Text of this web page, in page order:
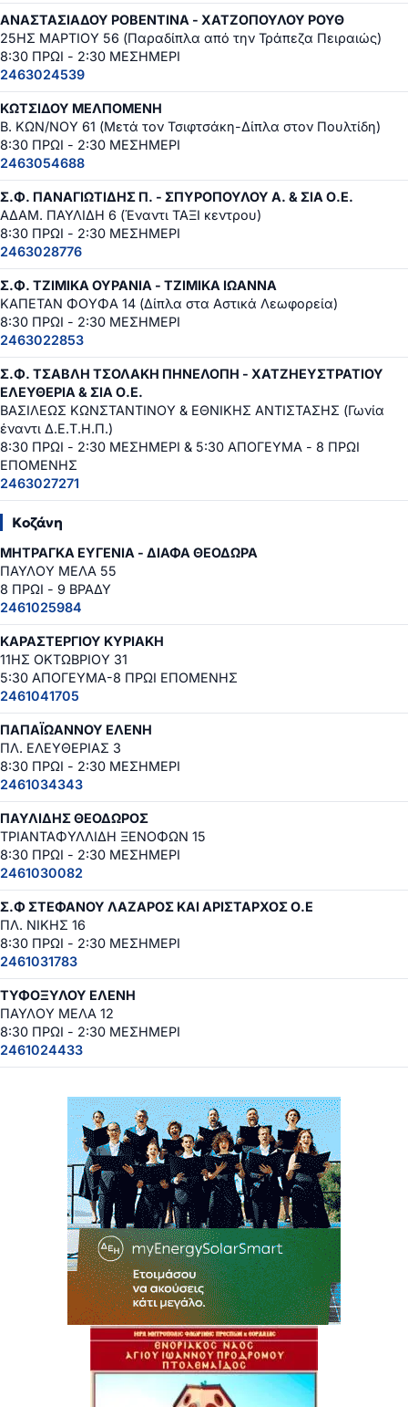
ΑΝΑΣΤΑΣΙΑΔΟΥ ΡΟΒΕΝΤΙΝΑ - ΧΑΤΖΟΠΟΥΛΟΥ ΡΟΥΘ
25ΗΣ ΜΑΡΤΙΟΥ 56 (Παραδίπλα από την Τράπεζα Πειραιώς)
8:30 ΠΡΩΙ - 2:30 ΜΕΣΗΜΕΡΙ
2463024539
ΚΩΤΣΙΔΟΥ ΜΕΛΠΟΜΕΝΗ
Β. ΚΩΝ/ΝΟΥ 61 (Μετά τον Τσιφτσάκη-Δίπλα στον Πουλτίδη)
8:30 ΠΡΩΙ - 2:30 ΜΕΣΗΜΕΡΙ
2463054688
Σ.Φ. ΠΑΝΑΓΙΩΤΙΔΗΣ Π. - ΣΠΥΡΟΠΟΥΛΟΥ Α. & ΣΙΑ Ο.Ε.
ΑΔΑΜ. ΠΑΥΛΙΔΗ 6 (Έναντι ΤΑΞΙ κεντρου)
8:30 ΠΡΩΙ - 2:30 ΜΕΣΗΜΕΡΙ
2463028776
Σ.Φ. ΤΖΙΜΙΚΑ ΟΥΡΑΝΙΑ - ΤΖΙΜΙΚΑ ΙΩΑΝΝΑ
ΚΑΠΕΤΑΝ ΦΟΥΦΑ 14 (Δίπλα στα Αστικά Λεωφορεία)
8:30 ΠΡΩΙ - 2:30 ΜΕΣΗΜΕΡΙ
2463022853
Σ.Φ. ΤΣΑΒΛΗ ΤΣΟΛΑΚΗ ΠΗΝΕΛΟΠΗ - ΧΑΤΖΗΕΥΣΤΡΑΤΙΟΥ
ΕΛΕΥΘΕΡΙΑ & ΣΙΑ Ο.Ε.
ΒΑΣΙΛΕΩΣ ΚΩΝΣΤΑΝΤΙΝΟΥ & ΕΘΝΙΚΗΣ ΑΝΤΙΣΤΑΣΗΣ (Γωνία
έναντι Δ.Ε.Τ.Η.Π.)
8:30 ΠΡΩΙ - 2:30 ΜΕΣΗΜΕΡΙ & 5:30 ΑΠΟΓΕΥΜΑ - 8 ΠΡΩΙ
ΕΠΟΜΕΝΗΣ
2463027271
Κοζάνη
ΜΗΤΡΑΓΚΑ ΕΥΓΕΝΙΑ - ΔΙΑΦΑ ΘΕΟΔΩΡΑ
ΠΑΥΛΟΥ ΜΕΛΑ 55
8 ΠΡΩΙ - 9 ΒΡΑΔΥ
2461025984
ΚΑΡΑΣΤΕΡΓΙΟΥ ΚΥΡΙΑΚΗ
11ΗΣ ΟΚΤΩΒΡΙΟΥ 31
5:30 ΑΠΟΓΕΥΜΑ-8 ΠΡΩΙ ΕΠΟΜΕΝΗΣ
2461041705
ΠΑΠΑΪΩΑΝΝΟΥ ΕΛΕΝΗ
ΠΛ. ΕΛΕΥΘΕΡΙΑΣ 3
8:30 ΠΡΩΙ - 2:30 ΜΕΣΗΜΕΡΙ
2461034343
ΠΑΥΛΙΔΗΣ ΘΕΟΔΩΡΟΣ
ΤΡΙΑΝΤΑΦΥΛΛΙΔΗ ΞΕΝΟΦΩΝ 15
8:30 ΠΡΩΙ - 2:30 ΜΕΣΗΜΕΡΙ
2461030082
Σ.Φ ΣΤΕΦΑΝΟΥ ΛΑΖΑΡΟΣ ΚΑΙ ΑΡΙΣΤΑΡΧΟΣ Ο.Ε
ΠΛ. ΝΙΚΗΣ 16
8:30 ΠΡΩΙ - 2:30 ΜΕΣΗΜΕΡΙ
2461031783
ΤΥΦΟΞΥΛΟΥ ΕΛΕΝΗ
ΠΑΥΛΟΥ ΜΕΛΑ 12
8:30 ΠΡΩΙ - 2:30 ΜΕΣΗΜΕΡΙ
2461024433